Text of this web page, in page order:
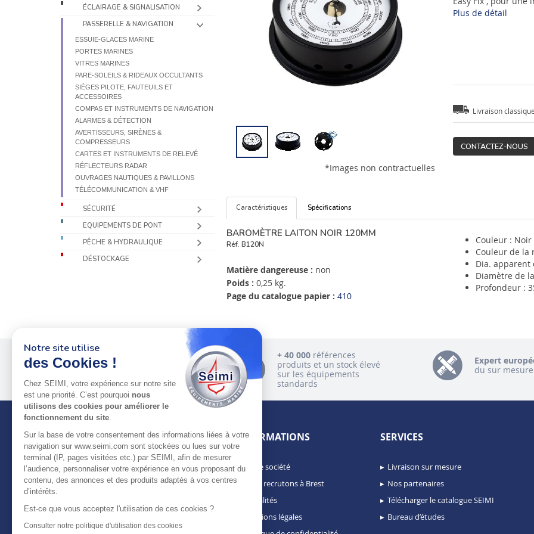
ÉCLAIRAGE & SIGNALISATION
PASSERELLE & NAVIGATION
ESSUIE-GLACES MARINE
PORTES MARINES
VITRES MARINES
PARE-SOLEILS & RIDEAUX OCCULTANTS
SIÈGES PILOTE, FAUTEUILS ET
ACCESSOIRES
COMPAS ET INSTRUMENTS DE NAVIGATION
ALARMES & DÉTECTION
AVERTISSEURS, SIRÈNES &
COMPRESSEURS
CARTES ET INSTRUMENTS DE RELEVÉ
RÉFLECTEURS RADAR
OUVRAGES NAUTIQUES & PAVILLONS
TÉLÉCOMMUNICATION & VHF
SÉCURITÉ
EQUIPEMENTS DE PONT
PÊCHE & HYDRAULIQUE
DÉSTOCKAGE
*Images non contractuelles
Plus de détail
Livraison
CONTACTEZ-NOUS
Caractéristiques Spécifications
BAROMÈTRE LAITON NOIR 120MM
Réf. B120N
Matière dangereuse : non
Poids : 0,25 kg.
Page du catalogue papier : 410
Couleur : Noir
Couleur de la
Dia. apparent
Diamètre de
Profondeur :
Plus de 50 ans
au service
des pros
+ 40 000 références
produits et un stock élevé
sur les équipements
standards
Expert
du sur mesure
À PROPOS DE SEIMI
Depuis plus de 50 ans, nous apportons des
chantiers de construction navale, de refit,
spécialisés, armateurs et entreprises de
INFORMATIONS
Notre société
Nous recrutons à Brest
Actualités
Mentions légales
SERVICES
Livraison sur mesure
Nos partenaires
Télécharger le catalogue SEIMI
Bureau d’études
Notre site utilise
des Cookies !
Chez SEIMI, votre expérience sur notre site
est une priorité. C’est pourquoi nous
utilisons des cookies pour améliorer le
fonctionnement du site.
Sur la base de votre consentement des informations liées à votre
navigation sur www.seimi.com sont stockées ou lues sur votre
terminal (IP, pages visitées etc.) par SEIMI, afin de mesurer
l’audience, personnaliser votre expérience en vous proposant du
contenu, des annonces et des produits adaptés à vos centres
d’intérêts.
Est-ce que vous acceptez l'utilisation de ces cookies ?
Consulter notre politique d'utilisation des cookies